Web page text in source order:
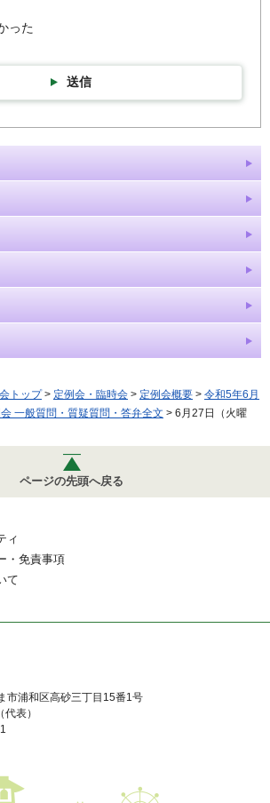
った
送信
トップ> 定例会・臨時会 > 定例会概要 > 令和5年6月
一般質問・質疑質問・答弁全文 > 6月27日（火曜
ページの先頭へ戻る
ィ
・免責事項
て
市浦和区高砂三丁目15番1号
表）